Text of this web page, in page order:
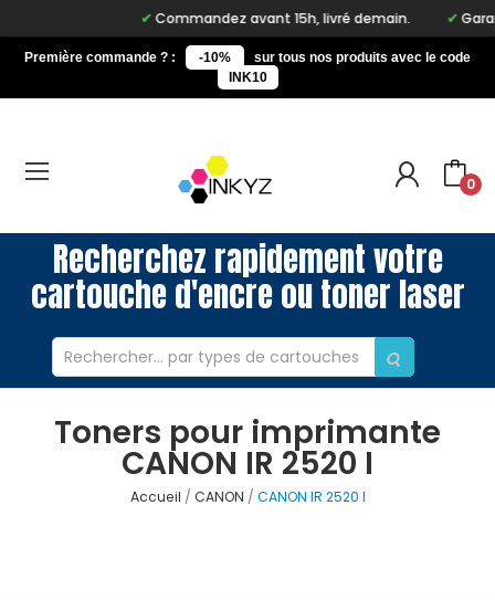
Commandez avant 15h, livré demain.
Première commande ? : -10%
sur tous nos produits avec le code
INK10
0
Recherchez rapidement votre
cartouche d'encre ou toner laser
Toners pour imprimante
CANON IR 2520 I
Accueil CANON CANON IR 2520 I